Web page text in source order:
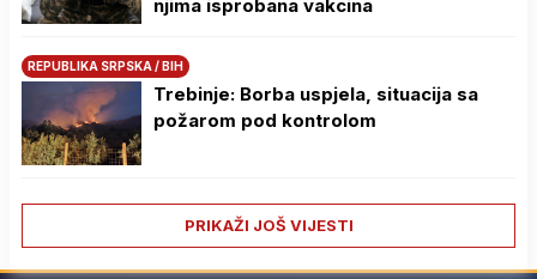
njima isprobana vakcina
REPUBLIKA SRPSKA / BIH
Trebinje: Borba uspjela, situacija sa
požarom pod kontrolom
PRIKAŽI JOŠ VIJESTI